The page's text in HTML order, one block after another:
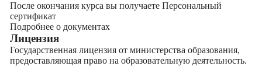
После окончания курса вы получаете Персональный
сертификат
Подробнее о документах
Лицензия
Государственная лицензия от министерства образования,
предоставляющая право на образовательную деятельность.